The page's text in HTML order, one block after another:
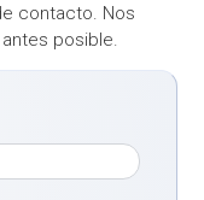
contacto. Nos
posible.